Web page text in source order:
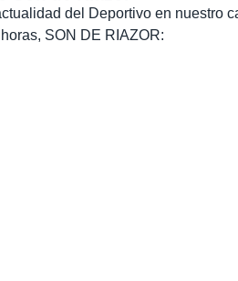
del Deportivo en nuestro
SON DE RIAZOR: